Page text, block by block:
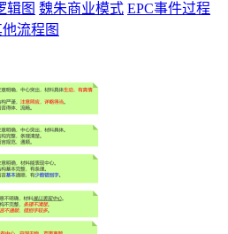
辑图 魏朱商业模式 EPC事件过程
流程图